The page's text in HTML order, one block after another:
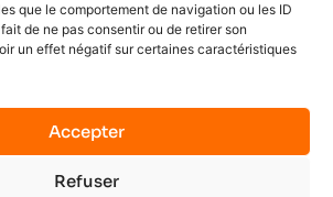
que le comportement de navigation ou les ID
de ne pas consentir ou de retirer son
un effet négatif sur certaines caractéristiques
Accepter
Refuser
Nous trouver
la Pie 1 er étage,
76000 Rouen